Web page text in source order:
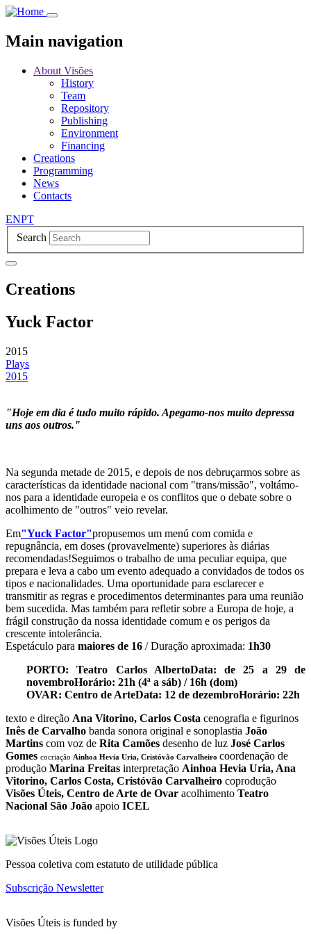
Skip
main
content
Main navigation
About Visões
History
Team
Repository
Publishing
Environment
Financing
Creations
Programming
News
Contacts
ENPT
Search
Creations
Yuck Factor
2015
Plays
2015
"Hoje em dia é tudo muito rápido. Apegamo-nos muito depressa
uns aos outros."
Na segunda metade de 2015, e depois de nos debruçarmos sobre as
características da identidade nacional com "trans/missão", voltámo-
nos para a identidade europeia e os conflitos que o debate sobre o
acolhimento de "outros" veio revelar.
Em"Yuck Factor"propusemos um menú com comida e
repugnância, em doses (provavelmente) superiores às diárias
recomendadas!Seguimos o trabalho de uma peculiar equipa, que
prepara e leva a cabo um evento adequado a convidados de todos os
tipos e nacionalidades. Uma oportunidade para esclarecer e
transmitir as regras e procedimentos determinantes para uma reunião
bem sucedida. Mas também para refletir sobre a Europa de hoje, a
frágil construção da nossa identidade comum e os perigos da
crescente intolerância.
Espetáculo para maiores de 16 / Duração aproximada: 1h30
PORTO: Teatro Carlos AlbertoData: de 25 a 29 de
novembroHorário: 21h (4ª a sáb) / 16h (dom)
OVAR: Centro de ArteData: 12 de dezembroHorário: 22h
texto e direção Ana Vitorino, Carlos Costa cenografia e figurinos
Inês de Carvalho banda sonora original e sonoplastia João
Martins com voz de Rita Camões desenho de luz José Carlos
Gomes cocriação Ainhoa Hevia Uria, Cristóvão Carvalheiro coordenação de
produção Marina Freitas interpretação Ainhoa Hevia Uria, Ana
Vitorino, Carlos Costa, Cristóvão Carvalheiro coprodução
Visões Úteis, Centro de Arte de Ovar acolhimento Teatro
Nacional São João apoio ICEL
Pessoa coletiva com estatuto de utilidade pública
Subscrição Newsletter
Visões Úteis is funded by